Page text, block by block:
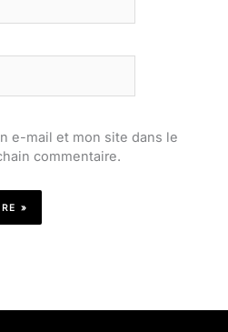
e-mail et mon site dans le
commentaire.